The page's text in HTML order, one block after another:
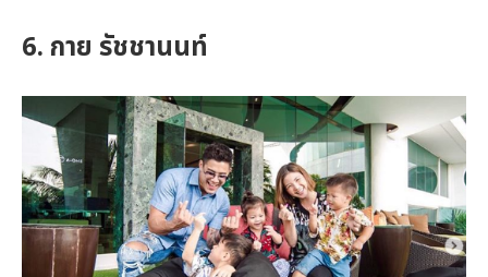
6. กาย รัชชานนท์